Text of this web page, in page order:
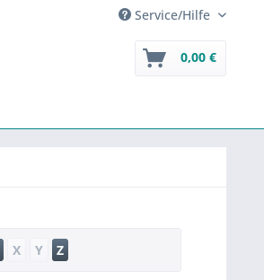
Service/Hilfe
0,00 €
X Y Z